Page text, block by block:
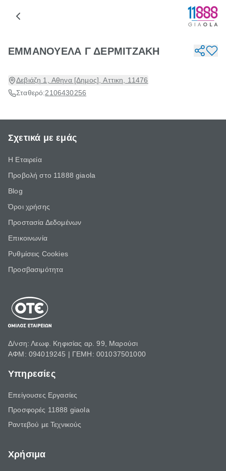
ΕΜΜΑΝΟΥΕΛΑ Γ ΔΕΡΜΙΤΖΑΚΗ
Δεβιάζη 1, Αθηνα [Δημος], Αττικη, 11476
Σταθερό:2106430256
Σχετικά με εμάς
Η Εταιρεία
Προβολή στο 11888 giaola
Blog
Όροι χρήσης
Προστασία Δεδομένων
Επικοινωνία
Ρυθμίσεις Cookies
Προσβασιμότητα
Δ/νση: Λεωφ. Κηφισίας αρ. 99, Μαρούσι
ΑΦΜ: 094019245 | ΓΕΜΗ: 001037501000
Υπηρεσίες
Επείγουσες Εργασίες
Προσφορές 11888 giaola
Ραντεβού με Τεχνικούς
Χρήσιμα